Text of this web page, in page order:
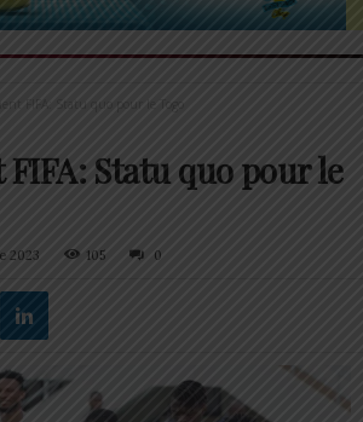
FIFA: Statu quo pour le Togo
Statu quo pour le
2023 105 0